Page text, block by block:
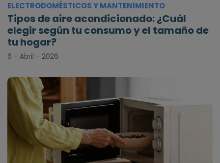
ELECTRODOMÉSTICOS Y MANTENIMIENTO
Tipos de aire acondicionado: ¿Cuál
elegir según tu consumo y el tamaño de
tu hogar?
6 - Abril - 2026